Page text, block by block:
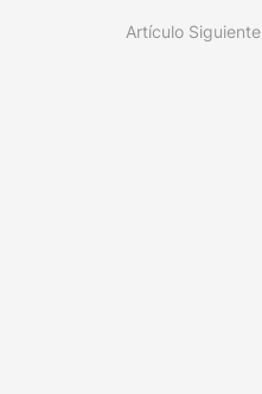
Artículo Siguiente